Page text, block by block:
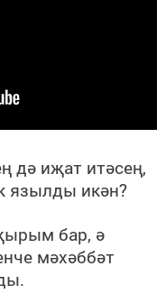
дә иҗат итәсең,
язылды икән?
бар, ә
мәхәббәт